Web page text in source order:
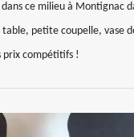
ce milieu à Montignac
table, petite coupelle, vase
prix compétitifs !